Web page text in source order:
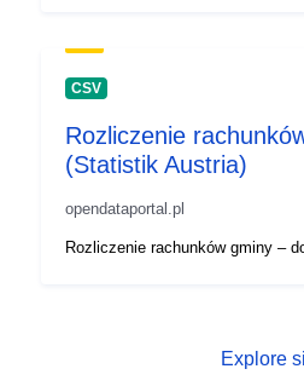
CSV
Rozliczenie
(Statistik Austria)
opendataportal.pl
Rozliczenie rachunków gminy –
Explore